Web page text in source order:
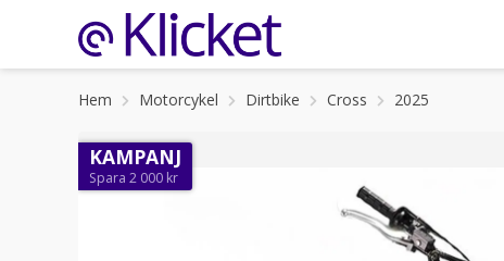
Hem Motorcykel Dirtbike Cross 2025
KAMPANJ
Spara 2 000 kr